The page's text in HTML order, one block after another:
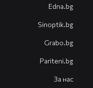
Edna.bg
Sinoptik.bg
Grabo.bg
Pariteni.bg
За нас